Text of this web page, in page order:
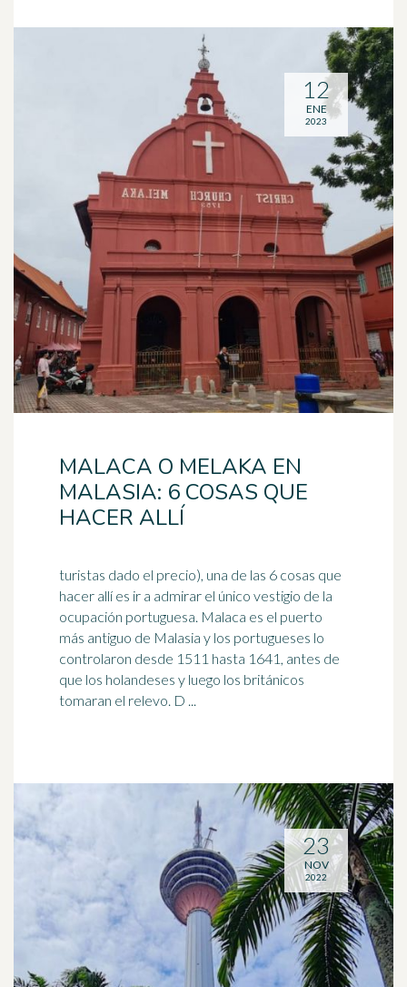
MALACA O MELAKA EN
MALASIA: 6 COSAS QUE
HACER ALLÍ
turistas dado el precio), una de las 6 cosas que
hacer allí es ir a admirar el único vestigio de la
ocupación portuguesa. Malaca es el puerto
más antiguo de Malasia y los portugueses lo
controlaron desde 1511 hasta 1641, antes de
que los holandeses y luego los británicos
tomaran el relevo. D ...
12
ENE
2023
23
NOV
2022